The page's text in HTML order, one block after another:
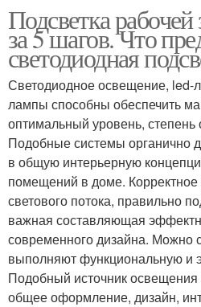
Подсветка
за 5 шагов. Что
светодиодная
Светодиодное освещение, led-
лампы способны обеспечить
оптимальный уровень, степень
Подобные системы органично
в общую интерьерную
помещений в доме.
светового потока, правильно
важная составляющая
современного дизайна. Можно
выполняют функциональную и
Подобный источник освещения
общее оформление, дизайн,